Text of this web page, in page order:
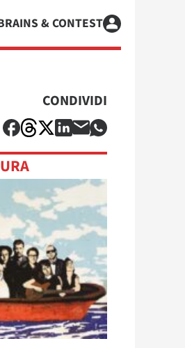
& CONTEST
CONDIVIDI